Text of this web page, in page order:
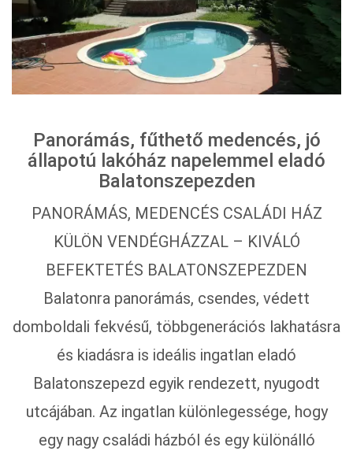
Panorámás, fűthető medencés, jó
állapotú lakóház napelemmel eladó
Balatonszepezden
PANORÁMÁS, MEDENCÉS CSALÁDI HÁZ
KÜLÖN VENDÉGHÁZZAL – KIVÁLÓ
BEFEKTETÉS BALATONSZEPEZDEN
Balatonra panorámás, csendes, védett
domboldali fekvésű, többgenerációs lakhatásra
és kiadásra is ideális ingatlan eladó
Balatonszepezd egyik rendezett, nyugodt
utcájában. Az ingatlan különlegessége, hogy
egy nagy családi házból és egy különálló